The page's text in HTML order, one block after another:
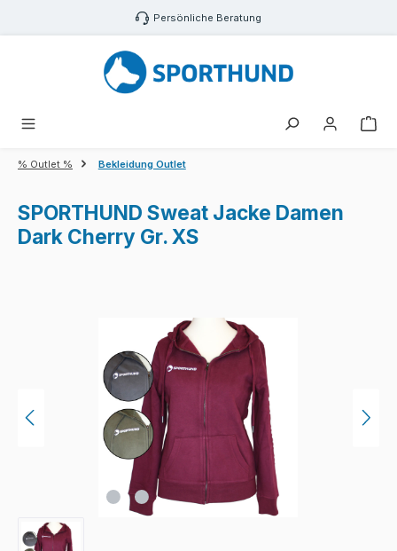
Zum Hauptinhalt springen Persönliche Beratung
% Outlet % Bekleidung Outlet
SPORTHUND Sweat Jacke Damen
Dark Cherry Gr. XS